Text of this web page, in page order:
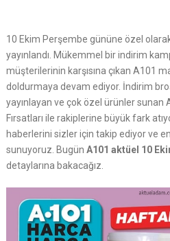
10 Ekim Perşembe gününe özel
yayınlandı. Mükemmel bir indirim
müşterilerinin karşısına çıkan A101
doldurmaya devam ediyor. İndirim
yayınlayan ve çok özel ürünler
Fırsatları ile rakiplerine büyük fark
haberlerini sizler için takip ediyor ve
sunuyoruz. Bugün A101 aktüel 10
detaylarına bakacağız.